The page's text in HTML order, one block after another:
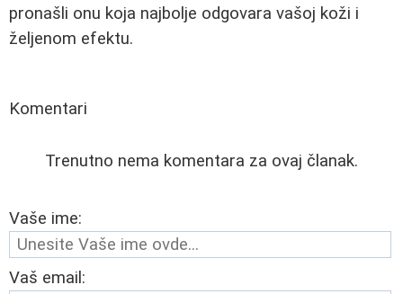
pronašli onu koja najbolje odgovara vašoj koži i
željenom efektu.
Komentari
Trenutno nema komentara za ovaj članak.
Vaše ime:
Vaš email: